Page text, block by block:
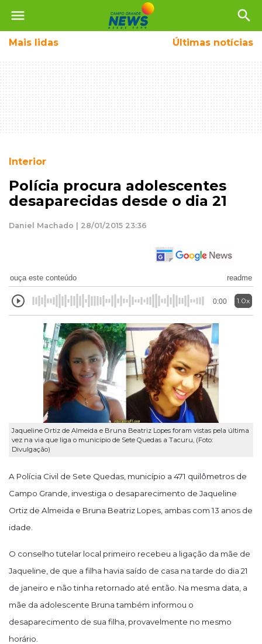
menu search
Mais lidas Últimas notícias
Interior
Polícia procura adolescentes
desaparecidas desde o dia 21
Daniel Machado | 28/01/2015 23:36
ouça este conteúdo readme
0:00 1.0x
Jaqueline Ortiz de Almeida e Bruna Beatriz Lopes foram vistas pela última
vez na via que liga o município de Sete Quedas a Tacuru, (Foto:
Divulgação)
A Polícia Civil de Sete Quedas, município a 471 quilômetros de
Campo Grande, investiga o desaparecimento de Jaqueline
Ortiz de Almeida e Bruna Beatriz Lopes, ambas com 13 anos de
idade.
O conselho tutelar local primeiro recebeu a ligação da mãe de
Jaqueline , de que a filha havia saído de casa na tarde do dia 21
de janeiro e não tinha retornado até então. Na mesma data, a
mãe da adolescente Bruna também informou o
desaparecimento de sua filha, provavelmente no mesmo
horário.